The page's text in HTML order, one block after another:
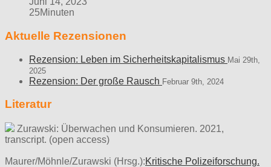
25Minuten
Aktuelle Rezensionen
Rezension: Leben im Sicherheitskapitalismus Mai 29th,
2025
Rezension: Der große Rausch Februar 9th, 2024
Literatur
Zurawski: Überwachen und Konsumieren. 2021,
transcript. (open access)
Maurer/Möhnle/Zurawski (Hrsg.):Kritische Polizeiforschung.